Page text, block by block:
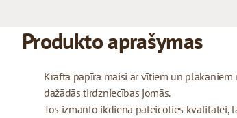
Produkto aprašymas
Krafta papīra maisi ar vītiem un
dažādās tirdzniecības jomās.
Tos izmanto ikdienā pateicoties kvalitātei,